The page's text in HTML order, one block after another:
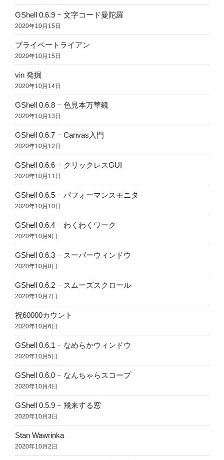
GShell 0.6.9 − 文字コード曼陀羅
2020年10月15日
プライベートライアン
2020年10月15日
vin 発掘
2020年10月14日
GShell 0.6.8 − 色見本万華鏡
2020年10月13日
GShell 0.6.7 − Canvas入門
2020年10月12日
GShell 0.6.6 − クリックレスGUI
2020年10月11日
GShell 0.6.5 − パフォーマンスモニタ
2020年10月10日
GShell 0.6.4 − わくわくワーク
2020年10月9日
GShell 0.6.3 − スーパーウィンドウ
2020年10月8日
GShell 0.6.2 − スムーズスクロール
2020年10月7日
祝60000カウント
2020年10月6日
GShell 0.6.1 − なめらかウィンドウ
2020年10月5日
GShell 0.6.0 − なんちゃらスコープ
2020年10月4日
GShell 0.5.9 − 飛来する窓
2020年10月3日
Stan Wawrinka
2020年10月2日